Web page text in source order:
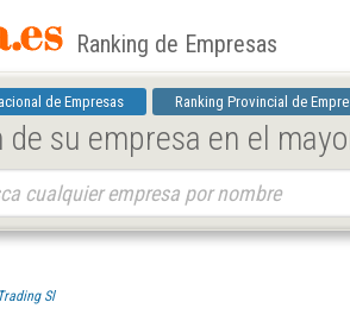
Ranking de Empresas
de Empresas Ranking Provincial de
su empresa en el
Sl